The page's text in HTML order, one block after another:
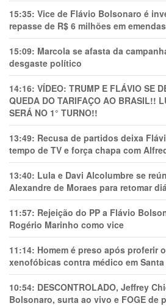
15:35: Vice de Flávio Bolsonaro é
repasse de R$ 6 milhões em
15:09: Marcola se afasta da
desgaste político
14:16: VÍDEO: TRUMP E FLÁVIO SE
QUEDA DO TARIFAÇO AO BRASIL!!
SERÁ NO 1° TURNO!!
13:49: Recusa de partidos deixa
tempo de TV e força chapa com
13:40: Lula e Davi Alcolumbre se
Alexandre de Moraes para retomar
11:57: Rejeição do PP a Flávio
Rogério Marinho como vice
11:14: Homem é preso após proferir
xenofóbicas contra médico em Santa
10:54: DESCONTROLADO, Jeffrey
Bolsonaro, surta ao vivo e FOGE de